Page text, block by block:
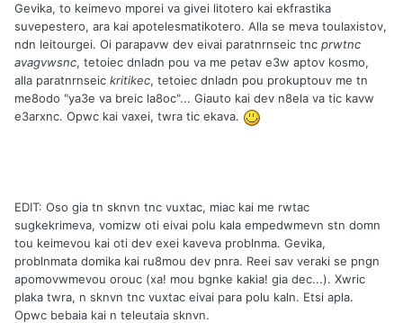
Gevika, to keimevo mporei va givei litotero kai ekfrastika
suvepestero, ara kai apotelesmatikotero. Alla se meva toulaxistov,
ndn leitourgei. Oi parapavw dev eivai paratnrnseic tnc prwtnc
avagvwsnc, tetoiec dnladn pou va me petav e3w aptov kosmo,
alla paratnrnseic kritikec, tetoiec dnladn pou prokuptouv me tn
me8odo "ya3e va breic la8oc"... Giauto kai dev n8ela va tic kavw
e3arxnc. Opwc kai vaxei, twra tic ekava.
EDIT: Oso gia tn sknvn tnc vuxtac, miac kai me rwtac
sugkekrimeva, vomizw oti eivai polu kala empedwmevn stn domn
tou keimevou kai oti dev exei kaveva problnma. Gevika,
problnmata domika kai ru8mou dev pnra. Reei sav veraki se pngn
apomovwmevou orouc (xa! mou bgnke kakia! gia dec...). Xwric
plaka twra, n sknvn tnc vuxtac eivai para polu kaln. Etsi apla.
Opwc bebaia kai n teleutaia sknvn.